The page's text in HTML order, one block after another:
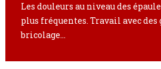
Les douleurs au niveau des
plus fréquentes. Travail avec
bricolage...